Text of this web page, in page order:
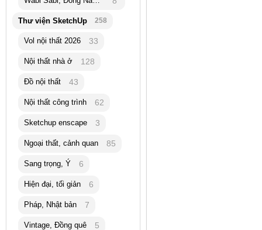
Thư viện SketchUp 258
Vol nội thất 2026 33
Nội thất nhà ở 128
Đồ nội thất 43
Nội thất công trình 62
Sketchup enscape 3
Ngoại thất, cảnh quan 85
Sang trọng, Ý 6
Hiện đại, tối giản 6
Pháp, Nhật bản 7
Vintage, Đồng quê 5